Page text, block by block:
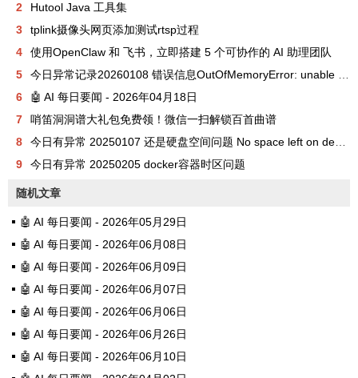
2
Hutool Java 工具集
3
tplink摄像头网页添加测试rtsp过程
4
使用OpenClaw 和 飞书，立即搭建 5 个可协作的 AI 助理团队
5
今日异常记录20260108 错误信息OutOfMemoryError: unable to create new native thread
6
🤖 AI 每日要闻 - 2026年04月18日
7
哨笛洞洞谱大礼包免费领！微信一扫解锁百首曲谱
8
今日有异常 20250107 还是硬盘空间问题 No space left on device
9
今日有异常 20250205 docker容器时区问题
随机文章
🤖 AI 每日要闻 - 2026年05月29日
🤖 AI 每日要闻 - 2026年06月08日
🤖 AI 每日要闻 - 2026年06月09日
🤖 AI 每日要闻 - 2026年06月07日
🤖 AI 每日要闻 - 2026年06月06日
🤖 AI 每日要闻 - 2026年06月26日
🤖 AI 每日要闻 - 2026年06月10日